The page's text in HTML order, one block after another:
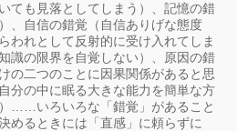
ても見落としてしまう）、記憶の錯
、自信の錯覚（自信ありげな態度
われとして反射的に受け入れてしま
識の限界を自覚しない）、原因の錯
の二つのことに因果関係があると思
分の中に眠る大きな能力を簡単な方
……いろいろな「錯覚」があること
めるときには「直感」に頼らずに